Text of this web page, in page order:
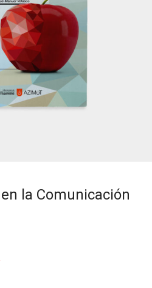
la Comunicación